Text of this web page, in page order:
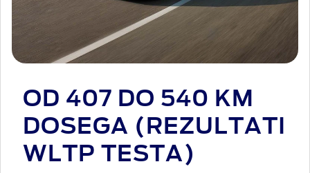
OD 407 DO 540 KM
DOSEGA (REZULTATI
WLTP TESTA)